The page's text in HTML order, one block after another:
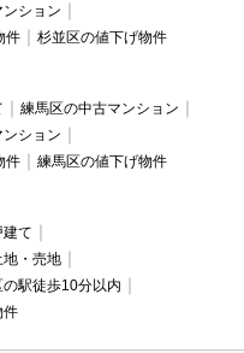
ション
件 杉並区の値下げ物件
練馬区の中古マンション
ション
件 練馬区の値下げ物件
て
・売地
駅徒歩10分以内
件